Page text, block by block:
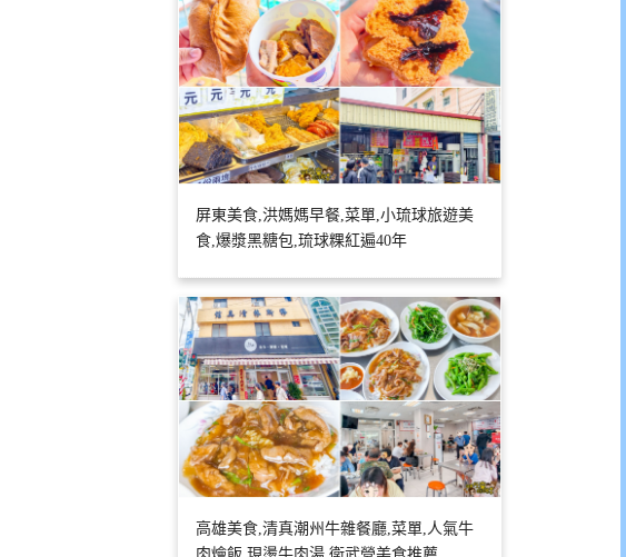
屏東美食,洪媽媽早餐,菜單,小琉球旅遊美
食,爆漿黑糖包,琉球粿紅遍40年
高雄美食,清真潮州牛雜餐廳,菜單,人氣牛